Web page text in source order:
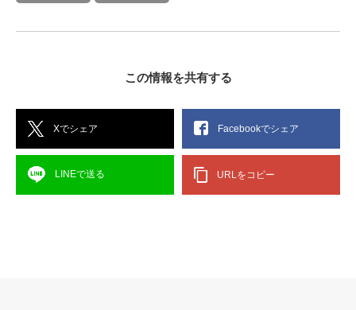
この情報を共有する
Xでシェア Facebookでシェア
LINEで送る URLをコピー